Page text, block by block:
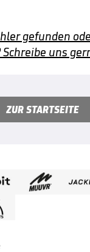
gefunden
Schreibe uns
ZUR STARTSEITE